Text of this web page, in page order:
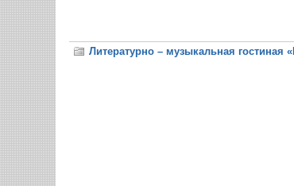
Литературно – музыкальная гостиная